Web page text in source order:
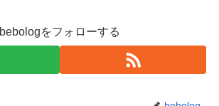
bebologをフォローする